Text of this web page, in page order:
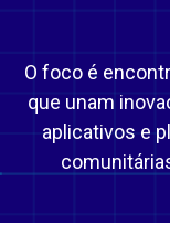
O foco é
que unam
aplicativos e